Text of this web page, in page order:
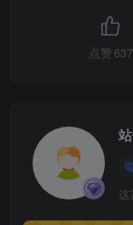
点赞 637